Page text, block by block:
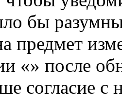
бы
предмет
«» после
согласие с